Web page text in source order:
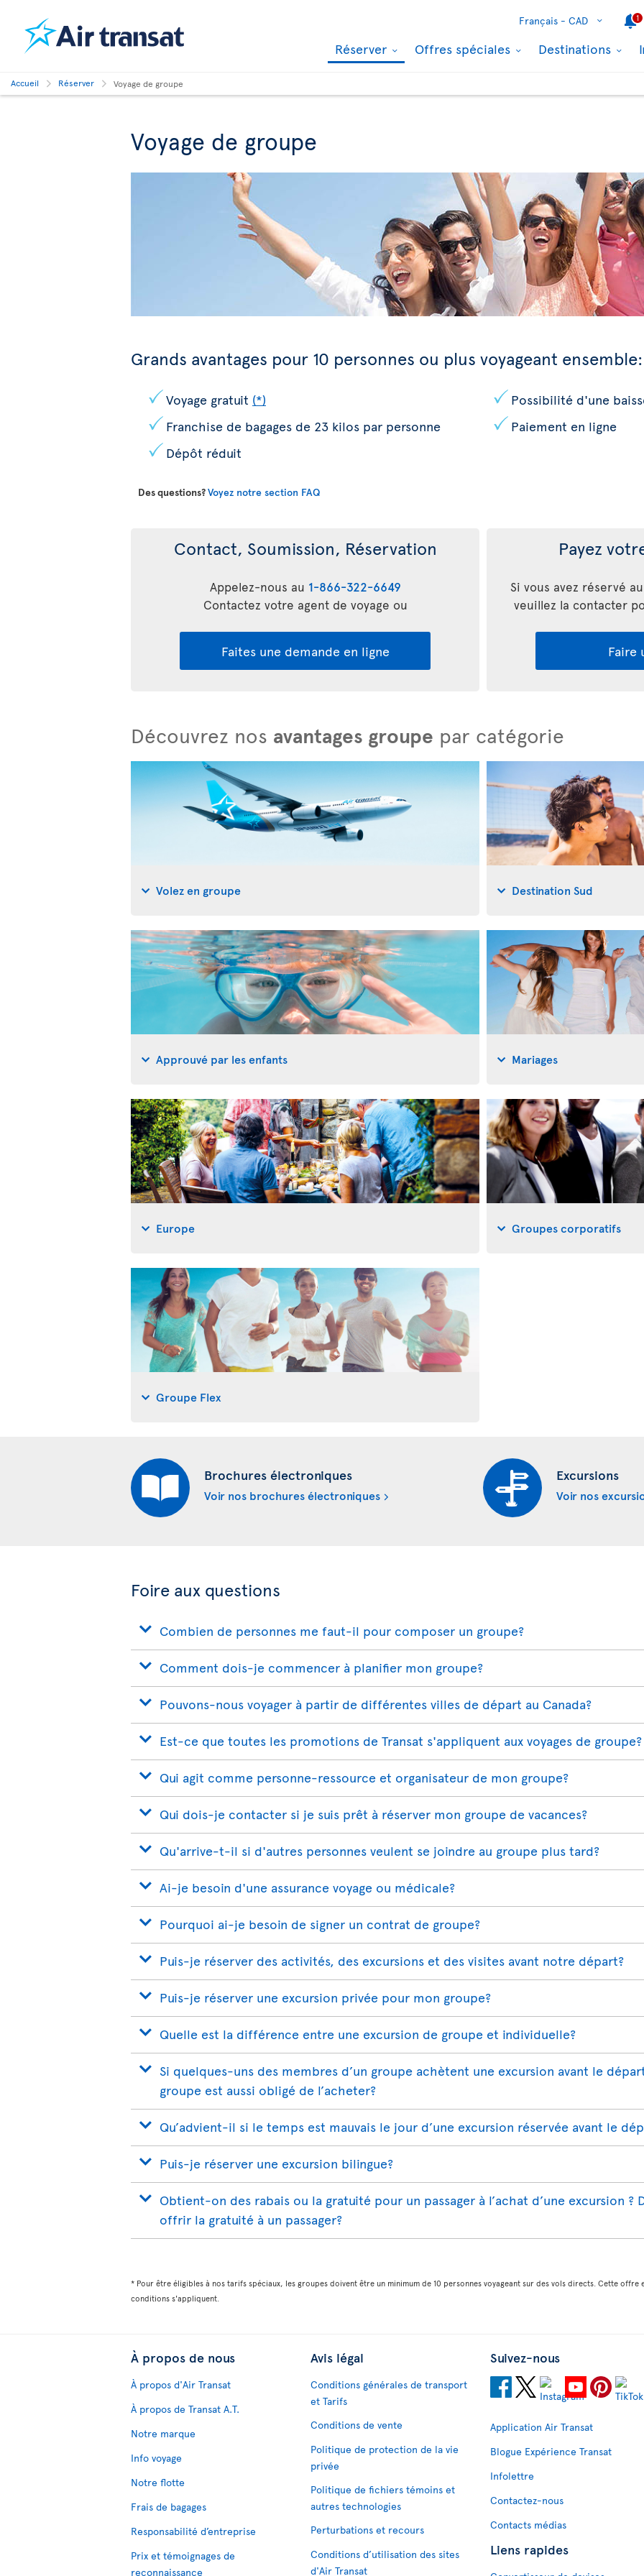
Français - CAD 1
Réserver Offres spéciales Destinations
Accueil Réserver Voyage de groupe
Voyage de groupe
Grands avantages pour 10 personnes ou plus voyageant ensemble:
Voyage gratuit (*)
Franchise de bagages de 23 kilos par personne
Dépôt réduit
Possibilité d'une
Paiement en ligne
Des questions?Voyez notre section FAQ
Contact, Soumission, Réservation
Appelez-nous au 1-866-322-6649
Contactez votre agent de voyage ou
Faites une demande en ligne
Payez
Si vous avez réservé
veuillez la contacter
Faire
Découvrez nos avantages groupe par catégorie
Volez en groupe Destination Sud
Approuvé par les enfants Mariages
Europe Groupes corporatifs
Groupe Flex
Brochures électroniques
Voir nos brochures électroniques
Excursions
Voir nos
Foire aux questions
Combien de personnes me faut-il pour composer un groupe?
Comment dois-je commencer à planifier mon groupe?
Pouvons-nous voyager à partir de différentes villes de départ au Canada?
Est-ce que toutes les promotions de Transat s'appliquent aux voyages de groupe?
Qui agit comme personne-ressource et organisateur de mon groupe?
Qui dois-je contacter si je suis prêt à réserver mon groupe de vacances?
Qu'arrive-t-il si d'autres personnes veulent se joindre au groupe plus tard?
Ai-je besoin d'une assurance voyage ou médicale?
Pourquoi ai-je besoin de signer un contrat de groupe?
Puis-je réserver des activités, des excursions et des visites avant notre départ?
Puis-je réserver une excursion privée pour mon groupe?
Quelle est la différence entre une excursion de groupe et individuelle?
Si quelques-uns des membres d’un groupe achètent une excursion avant le
groupe est aussi obligé de l’acheter?
Qu’advient-il si le temps est mauvais le jour d’une excursion réservée avant le
Puis-je réserver une excursion bilingue?
Obtient-on des rabais ou la gratuité pour un passager à l’achat d’une excursion
offrir la gratuité à un passager?
* Pour être éligibles à nos tarifs spéciaux, les groupes doivent être un minimum de 10 personnes voyageant sur des vols directs. Cette offre
conditions s'appliquent.
À propos de nous
À propos d'Air Transat
À propos de Transat A.T.
Notre marque
Info voyage
Notre flotte
Frais de bagages
Responsabilité d’entreprise
Prix et témoignages de
reconnaissance
Avis légal
Conditions générales de transport
et Tarifs
Conditions de vente
Politique de protection de la vie
privée
Politique de fichiers témoins et
autres technologies
Perturbations et recours
Conditions d’utilisation des sites
d'Air Transat
Suivez-nous
Application Air Transat
Blogue Expérience Transat
Infolettre
Contactez-nous
Contacts médias
Liens rapides